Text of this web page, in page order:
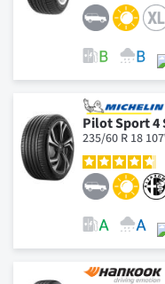
Pilot Sport 4
235/60 R 18